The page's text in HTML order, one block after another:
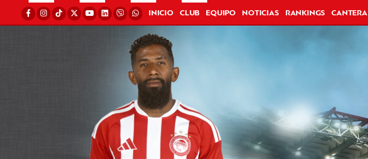
INICIO CLUB EQUIPO NOTICIAS RANKINGS CANTERA